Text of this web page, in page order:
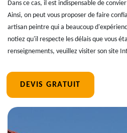
Dans ce cas, il est indispensable de
Ainsi, on peut vous proposer de faire
artisan peintre qui a beaucoup
notiez qu'il respecte les délais que vous
renseignements, veuillez visiter son site
DEVIS GRATUIT